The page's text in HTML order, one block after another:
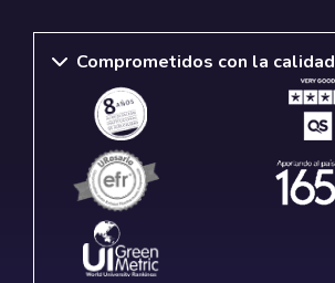
Comprometidos con la calidad